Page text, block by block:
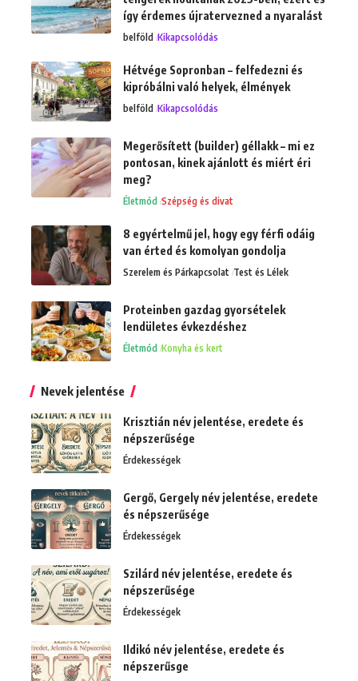
így érdemes újratervezned a nyaralást
belföld Kikapcsolódás
Hétvége Sopronban – felfedezni és
kipróbálni való helyek, élmények
belföld Kikapcsolódás
Megerősített (builder) géllakk – mi ez
pontosan, kinek ajánlott és miért éri
meg?
Életmód Szépség és divat
8 egyértelmű jel, hogy egy férfi odáig
van érted és komolyan gondolja
Szerelem és Párkapcsolat Test és Lélek
Proteinben gazdag gyorsételek
lendületes évkezdéshez
Életmód Konyha és kert
Nevek jelentése
Krisztián név jelentése, eredete és
népszerűsége
Érdekességek
Gergő, Gergely név jelentése, eredete
és népszerűsége
Érdekességek
Szilárd név jelentése, eredete és
népszerűsége
Érdekességek
Ildikó név jelentése, eredete és
népszerűsge